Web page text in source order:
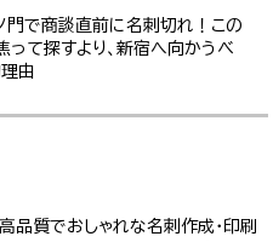
門で商談直前に名刺切れ！この
って探すより、新宿へ向かうべ
由
質でおしゃれな名刺作成・印刷